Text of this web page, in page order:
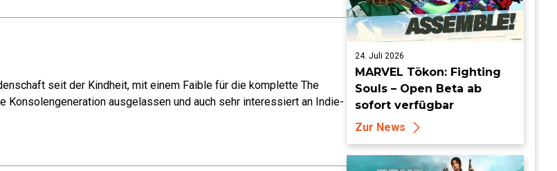
seit der Kindheit, mit einem Faible für die komplette The
Konsolengeneration ausgelassen und auch sehr interessiert an Indie-
24. Juli 2026
MARVEL Tōkon: Fighting
Souls – Open Beta ab
sofort verfügbar
Zur News